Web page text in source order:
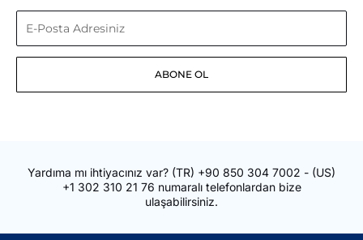
Soyadınız
E-
Posta
ABONE OL
Yardıma mı ihtiyacınız var? (TR) +90 850 304 7002 - (US)
+1 302 310 21 76 numaralı telefonlardan bize
ulaşabilirsiniz.